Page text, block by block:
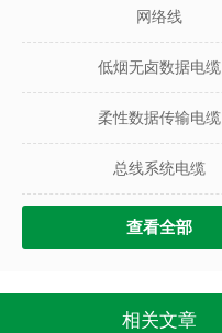
网络线
低烟无卤数据电缆
柔性数据传输电缆
总线系统电缆
查看全部
相关文章